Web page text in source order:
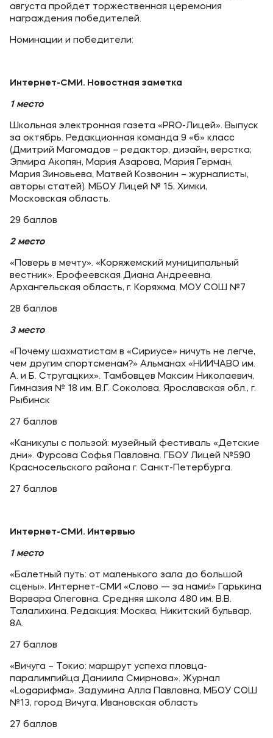
августа пройдет торжественная церемония
награждения победителей.
Номинации и победители:
Интернет-СМИ. Новостная заметка
1 место
Школьная электронная газета «PRO-Лицей». Выпуск
за октябрь. Редакционная команда 9 «б» класс
(Дмитрий Магомадов – редактор, дизайн, верстка;
Элмира Акопян, Мария Азарова, Мария Герман,
Мария Зиновьева, Матвей Козвонин – журналисты,
авторы статей). МБОУ Лицей № 15, Химки,
Московская область.
29 баллов
2 место
«Поверь в мечту». «Коряжемский муниципальный
вестник». Ерофеевская Диана Андреевна.
Архангельская область, г. Коряжма. МОУ СОШ №7
28 баллов
3 место
«Почему шахматистам в «Сириусе» ничуть не легче,
чем другим спортсменам?» Альманах «НИИЧАВО им.
А. и Б. Стругацких». Тамбовцев Максим Николаевич,
Гимназия № 18 им. В.Г. Соколова, Ярославская обл., г.
Рыбинск
27 баллов
«Каникулы с пользой: музейный фестиваль «Детские
дни». Фурсова Софья Павловна. ГБОУ Лицей №590
Красносельского района г. Санкт-Петербурга.
27 баллов
Интернет-СМИ. Интервью
1 место
«Балетный путь: от маленького зала до большой
сцены». Интернет-СМИ «Слово — за нами!» Гарькина
Варвара Олеговна. Средняя школа 480 им. В.В.
Талалихина. Редакция: Москва, Никитский бульвар,
8А.
27 баллов
«Вичуга – Токио: маршрут успеха пловца-
паралимпийца Даниила Смирнова». Журнал
«Logaрифма». Задумина Алла Павловна, МБОУ СОШ
№13, город Вичуга, Ивановская область
27 баллов